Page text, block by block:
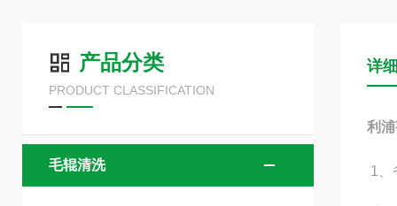
产品分类
PRODUCT CLASSIFICATION
毛辊清洗
详
利
1、